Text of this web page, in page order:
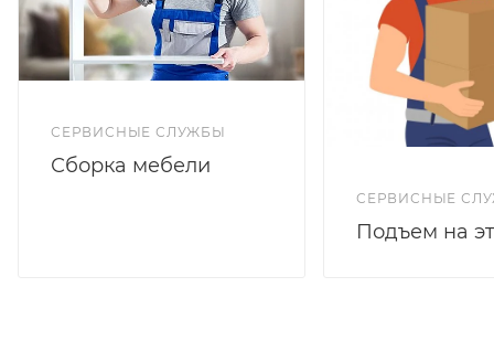
СЕРВИСНЫЕ СЛУЖБЫ
Сборка мебели
СЕРВИСНЫЕ
Подъем на